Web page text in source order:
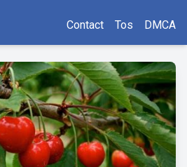
Contact Tos DMCA